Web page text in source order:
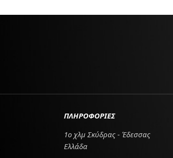
ΠΛΗΡΟΦΟΡΙΕΣ
1ο χλμ Σκύδρας - Έδεσσας
Ελλάδα